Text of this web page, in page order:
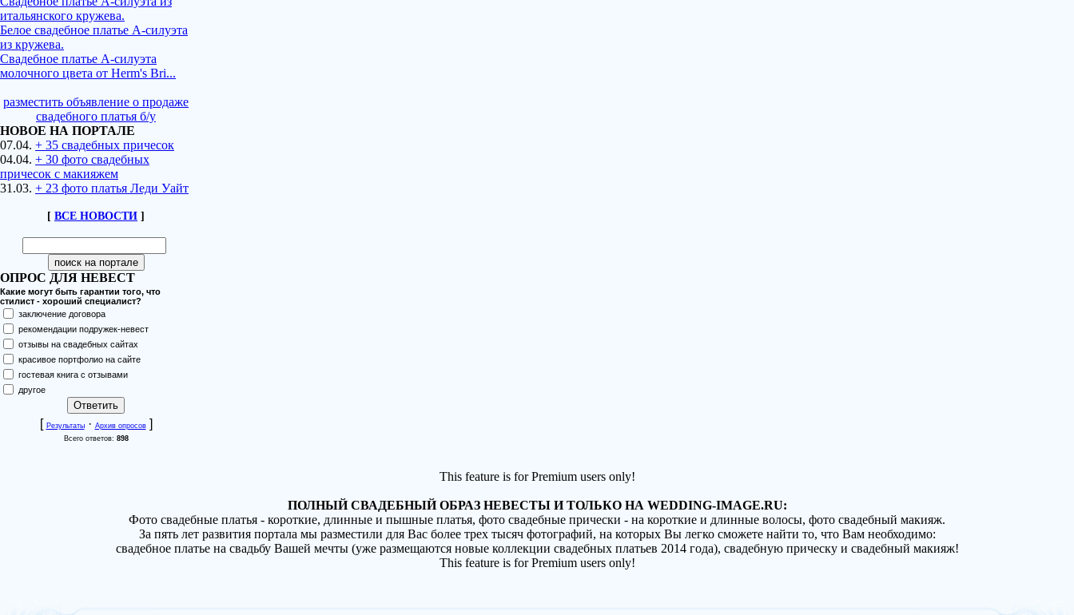
итальянского кружева.
Белое свадебное платье А-силуэта
из кружева.
Свадебное платье А-силуэта
молочного цвета от Herm's Bri...
разместить объявление о продаже
свадебного платья б/у
НОВОЕ НА ПОРТАЛЕ
07.04. + 35 свадебных причесок
04.04. + 30 фото свадебных
причесок с макияжем
31.03. + 23 фото платья Леди Уайт
[ ВСЕ НОВОСТИ ]
ОПРОС ДЛЯ НЕВЕСТ
Какие могут быть гарантии того, что
стилист - хороший специалист?
заключение договора
рекомендации подружек-невест
отзывы на свадебных сайтах
красивое портфолио на сайте
гостевая книга с отзывами
другое
[ Результаты· Архив опросов]
Всего ответов: 898
This feature is for Premium users only!
ПОЛНЫЙ СВАДЕБНЫЙ ОБРАЗ НЕВЕСТЫ И ТОЛЬКО НА WEDDING-IMAGE.RU:
Фото свадебные платья - короткие, длинные и пышные платья, фото свадебные прически - на короткие и длинные волосы, фото свадебный макияж.
За пять лет развития портала мы разместили для Вас более трех тысяч фотографий, на которых Вы легко сможете найти то, что Вам необходимо:
свадебное платье на свадьбу Вашей мечты (уже размещаются новые коллекции свадебных платьев 2014 года), свадебную прическу и свадебный макияж!
This feature is for Premium users only!